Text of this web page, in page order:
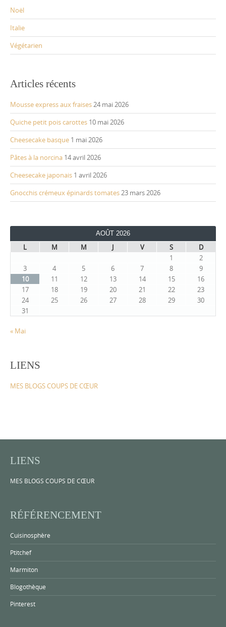
Noël
Italie
Végétarien
Articles récents
Mousse express aux fraises24 mai 2026
Quiche petit pois carottes 10 mai 2026
Cheesecake basque 1 mai 2026
Pâtes à la norcina 14 avril 2026
Cheesecake japonais 1 avril 2026
Gnocchis crémeux épinards tomates23 mars 2026
AOÛT 2026
L M M J V S
D
1
2
3
4 5 6 7 8
9
10
11 12 13 14 15
16
17
18 19 20 21 22
23
24
25 26 27 28 29
30
31
« Mai
LIENS
MES BLOGS COUPS DE CŒUR
LIENS
MES BLOGS COUPS DE CŒUR
RÉFÉRENCEMENT
Cuisinosphère
Ptitchef
Marmiton
Blogothèque
Pinterest